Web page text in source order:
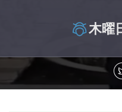
木曜